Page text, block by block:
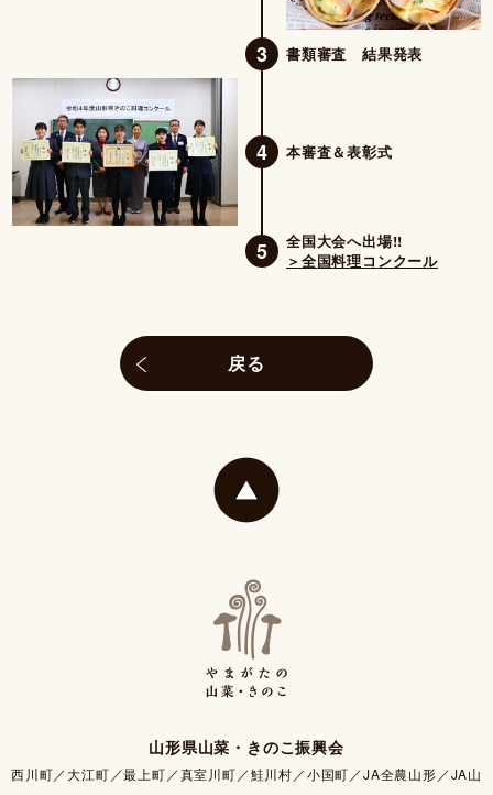
3 書類審査 結果発表
4 本審査＆表彰式
5
全国大会へ出場!!
＞全国料理コンクール
戻る
山形県山菜・きのこ振興会
西川町／大江町／最上町／真室川町／鮭川村／小国町／JA全農山形／JA山